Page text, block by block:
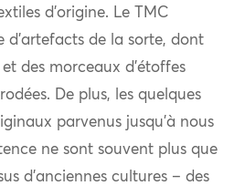
d’origine. Le TMC
d’artefacts de la sorte, dont
des morceaux d’étoffes
De plus, les quelques
parvenus jusqu’à nous
ne sont souvent plus que
d’anciennes cultures – des